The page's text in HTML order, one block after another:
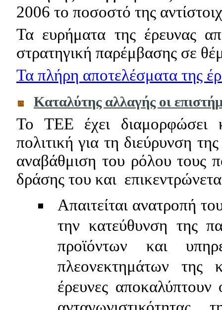
2006 το ποσοστό της
Τα ευρήματα της έρευνας
στρατηγική παρέμβασης σε
Τα πλήρη αποτελέσματα της
Καταλύτης αλλαγής οι
Το ΤΕΕ έχει διαμορφώσει
πολιτική για τη διεύρυνση
αναβάθμιση του ρόλου τους
δράσης του και
Απαιτείται ανατροπή
την κατεύθυνση της
προϊόντων και
πλεονεκτημάτων της
έρευνες αποκαλύπτουν